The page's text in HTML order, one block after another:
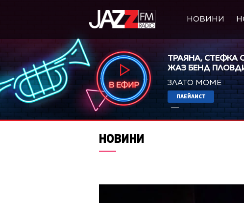
НОВИНИ
ТРАЯНА, СТЕФКА
ЖАЗ БЕНД
ЗЛАТО МОМЕ
ПЛЕЙЛИСТ
Pop out player
НОВИНИ